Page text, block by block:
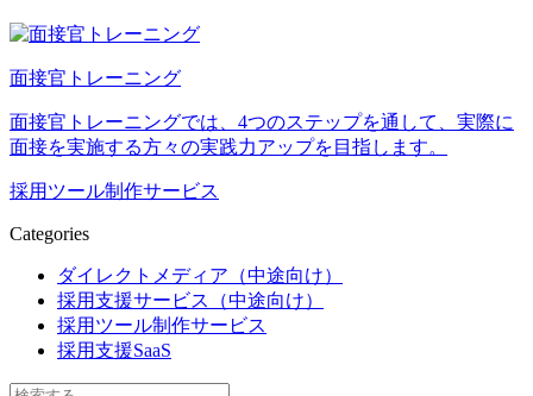
面接官トレーニング
面接官トレーニングでは、4つのステップを通して、実際に
面接を実施する方々の実践力アップを目指します。
採用ツール制作サービス
Categories
ダイレクトメディア（中途向け）
採用支援サービス（中途向け）
採用ツール制作サービス
採用支援SaaS